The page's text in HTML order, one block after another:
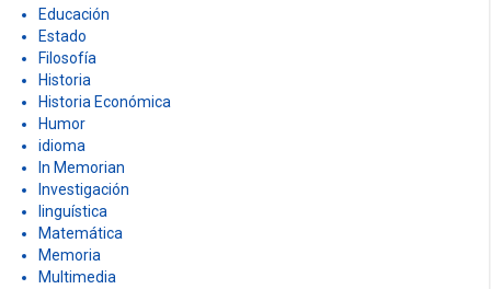
Educación
Estado
Filosofía
Historia
Historia Económica
Humor
idioma
In Memorian
Investigación
linguística
Matemática
Memoria
Multimedia